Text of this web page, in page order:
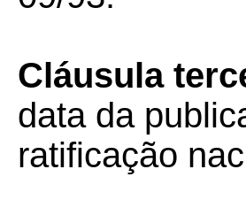
Cláusula
data da
ratificação